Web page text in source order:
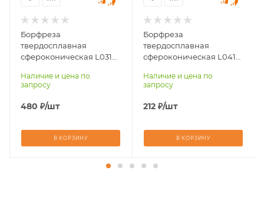
мм
86
Материал
стали, чугуны,
титан, латунь,
бронза, медь
Борфреза
твердосплавная
сфероконическая L0314-
Наличие и цена по
запросу
480 ₽/шт
В КОРЗИНУ
мм
38
Материал
стали, чугуны,
титан, латунь,
бронза, медь
Борфреза
твердосплавная
сфероконическая L0413-
Наличие и цена по
запросу
212 ₽/шт
В КОРЗИНУ